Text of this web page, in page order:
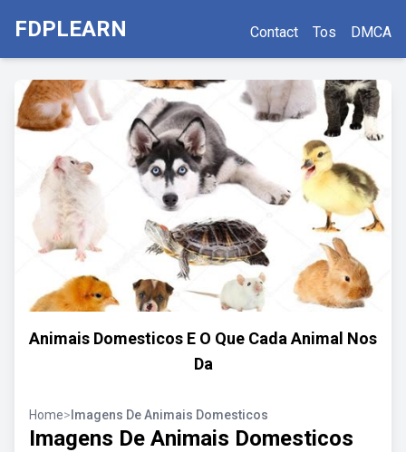
FDPLEARN Contact Tos DMCA
Animais Domesticos E O Que Cada Animal Nos
Da
Home> Imagens De Animais Domesticos
Imagens De Animais Domesticos